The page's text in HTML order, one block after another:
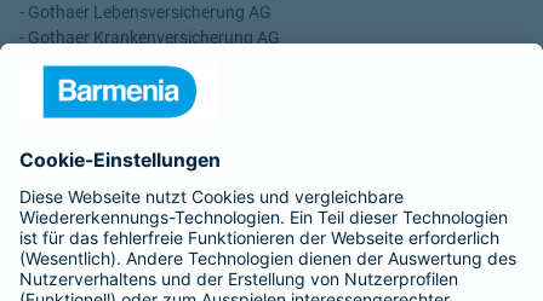
- Gothaer Lebensversicherung AG
- Gothaer Krankenversicherung AG
- ROLAND Rechtsschutz-Versicherungs-AG
- ROLAND Schutzbrief-Versicherung AG
Vergütungen, die in der zu entrichtenden Versicherungsprämie
enthalten sind.
Schlichtungsstellen
Für Lebens- und Sachversicherungen: